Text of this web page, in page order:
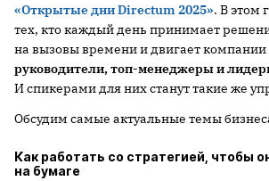
«Открытые дни Directum 2025». В этом
тех, кто каждый день принимает
на вызовы времени и двигает
руководители, топ-менеджеры и л
И спикерами для них станут такие же
Обсудим самые актуальные темы
Как работать со стратегией, чтобы
на бумаге